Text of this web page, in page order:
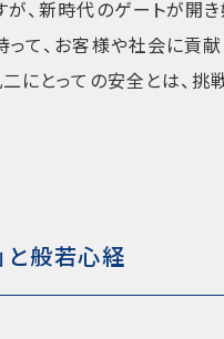
、新時代のゲートが開き
て、お客様や社会に貢
にとっての安全とは、挑
と般若心経